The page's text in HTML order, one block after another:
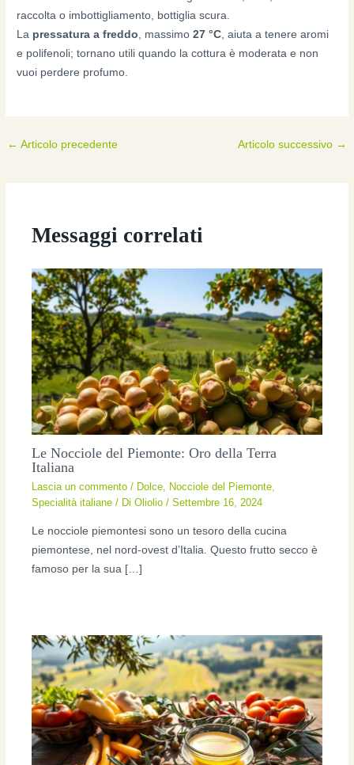
raccolta o imbottigliamento, bottiglia scura.
La pressatura a freddo, massimo27 °C, aiuta a tenere aromi
e polifenoli; tornano utili quando la cottura è moderata e non
vuoi perdere profumo.
← Articolo precedente Articolo successivo →
Messaggi correlati
Le Nocciole del Piemonte: Oro della Terra
Italiana
Lascia un commento / Dolce, Nocciole del Piemonte,
Specialità italiane / Di Oliolio/Settembre 16, 2024
Le nocciole piemontesi sono un tesoro della cucina
piemontese, nel nord-ovest d’Italia. Questo frutto secco è
famoso per la sua […]